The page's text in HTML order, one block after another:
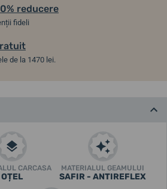
reducere
fideli
de la 1470 lei.
CARCASA
OȚEL
MATERIALUL GEAMULUI
SAFIR - ANTIREFLEX